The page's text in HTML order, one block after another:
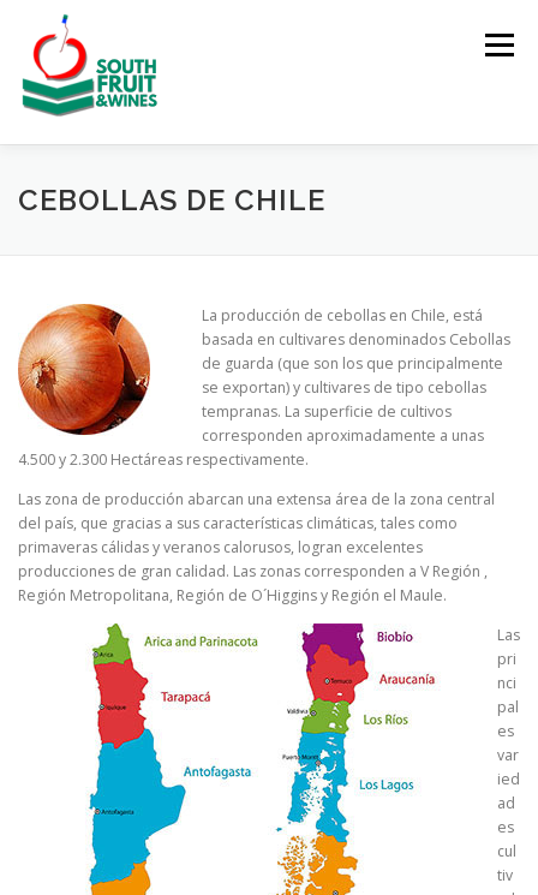
contenido
Menú
INICIO ACERCA DE PRODUCTOS Y MERCADOS
GALERÍA
CEBOLLAS DE CHILE
La producción de cebollas en Chile, está
basada en cultivares denominados Cebollas
de guarda (que son los que principalmente
se exportan) y cultivares de tipo cebollas
tempranas. La superficie de cultivos
corresponden aproximadamente a unas
4.500 y 2.300 Hectáreas respectivamente.
Las zona de producción abarcan una extensa área de la zona central
del país, que gracias a sus características climáticas, tales como
primaveras cálidas y veranos calorusos, logran excelentes
producciones de gran calidad. Las zonas corresponden a V Región ,
Región Metropolitana, Región de O´Higgins y Región el Maule.
Las
pri
nci
pal
es
var
ied
ad
es
cul
tiv